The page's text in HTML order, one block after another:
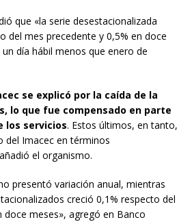
que «la serie desestacionalizada
del mes precedente y 0,5% en doce
día hábil menos que enero de
se explicó por la caída de la
lo que fue compensado en parte
los servicios. Estos últimos, en tanto,
del Imacec en términos
el organismo.
presentó variación anual, mientras
creció 0,1% respecto del
meses», agregó en Banco